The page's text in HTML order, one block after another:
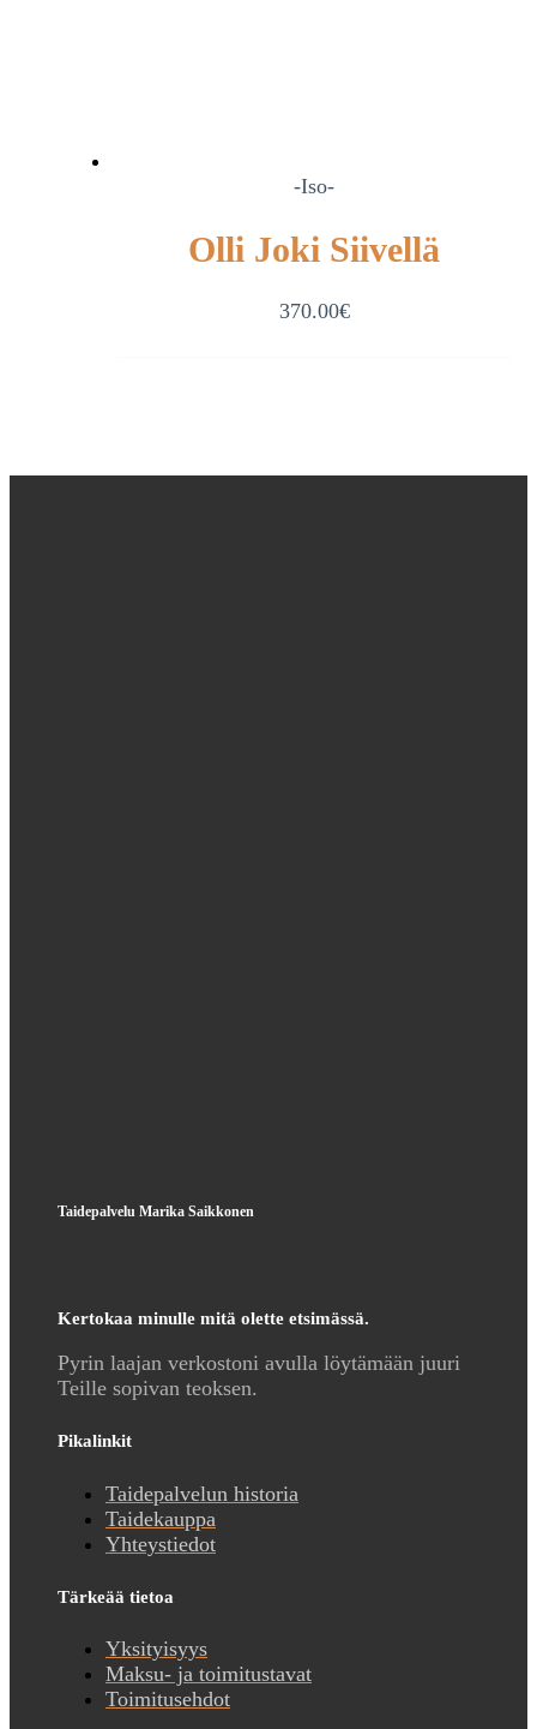
-Iso-
Olli Joki Siivellä
370.00€
Taidepalvelu Marika Saikkonen
Kertokaa minulle mitä olette etsimässä.
Pyrin laajan verkostoni avulla löytämään juuri
Teille sopivan teoksen.
Pikalinkit
Taidepalvelun historia
Taidekauppa
Yhteystiedot
Tärkeää tietoa
Yksityisyys
Maksu- ja toimitustavat
Toimitusehdot